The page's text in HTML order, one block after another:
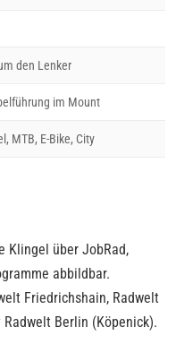
den Lenker
im Mount
MTB, E-Bike, City
Klingel über JobRad,
abbildbar.
Friedrichshain, Radwelt
Radwelt Berlin (Köpenick).